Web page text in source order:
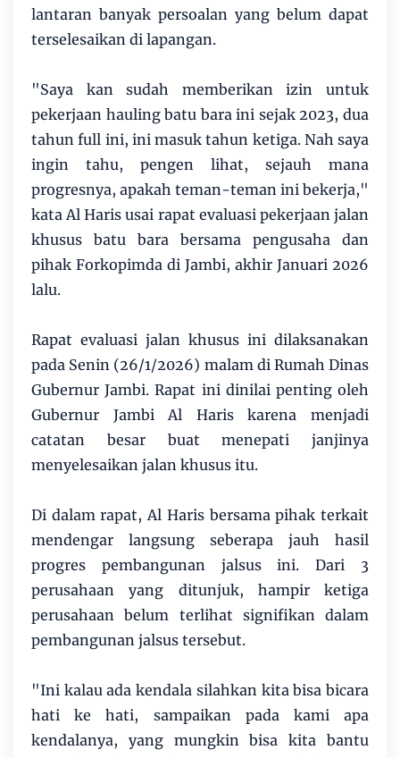
lantaran banyak persoalan yang belum dapat
terselesaikan di lapangan.
"Saya kan sudah memberikan izin untuk
pekerjaan hauling batu bara ini sejak 2023, dua
tahun full ini, ini masuk tahun ketiga. Nah saya
ingin tahu, pengen lihat, sejauh mana
progresnya, apakah teman-teman ini bekerja,"
kata Al Haris usai rapat evaluasi pekerjaan jalan
khusus batu bara bersama pengusaha dan
pihak Forkopimda di Jambi, akhir Januari 2026
lalu.
Rapat evaluasi jalan khusus ini dilaksanakan
pada Senin (26/1/2026) malam di Rumah Dinas
Gubernur Jambi. Rapat ini dinilai penting oleh
Gubernur Jambi Al Haris karena menjadi
catatan besar buat menepati janjinya
menyelesaikan jalan khusus itu.
Di dalam rapat, Al Haris bersama pihak terkait
mendengar langsung seberapa jauh hasil
progres pembangunan jalsus ini. Dari 3
perusahaan yang ditunjuk, hampir ketiga
perusahaan belum terlihat signifikan dalam
pembangunan jalsus tersebut.
"Ini kalau ada kendala silahkan kita bisa bicara
hati ke hati, sampaikan pada kami apa
kendalanya, yang mungkin bisa kita bantu